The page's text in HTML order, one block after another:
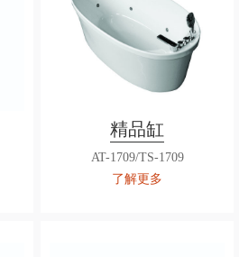
精品缸
AT-1709/TS-1709
了解更多